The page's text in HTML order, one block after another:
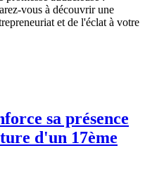
vous à découvrir une
et de l'éclat à votre
sa présence
d'un 17ème